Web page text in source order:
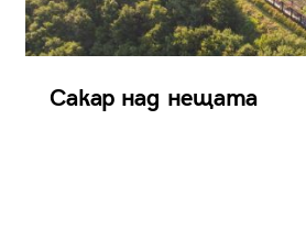
Сакар над нещата